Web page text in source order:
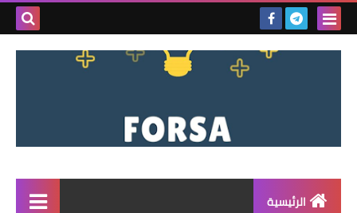
بحث
الرئيسية